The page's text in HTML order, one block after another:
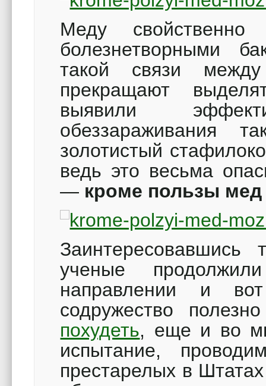
Меду
болезнетворными
такой связи
прекращают
выявили
обеззараживания
золотистый
ведь это весьма
— кроме пользы
ученые
направлении и
содружество
похудеть, еще и во
испытание,
престарелых в